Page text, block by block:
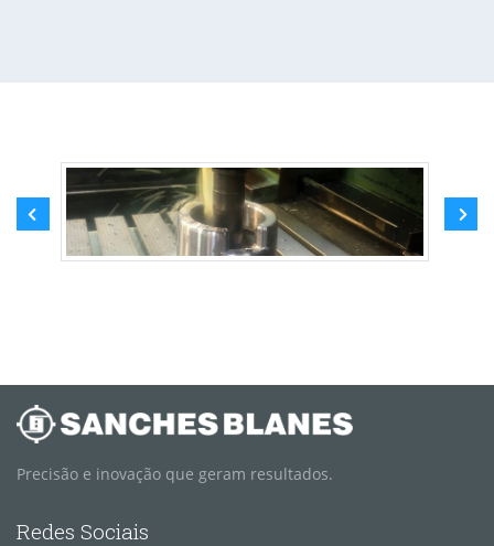
Precisão e inovação que geram resultados.
Redes Sociais